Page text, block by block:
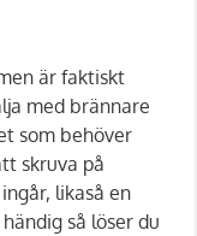
är faktiskt
med brännare
som behöver
skruva på
likaså en
så löser du